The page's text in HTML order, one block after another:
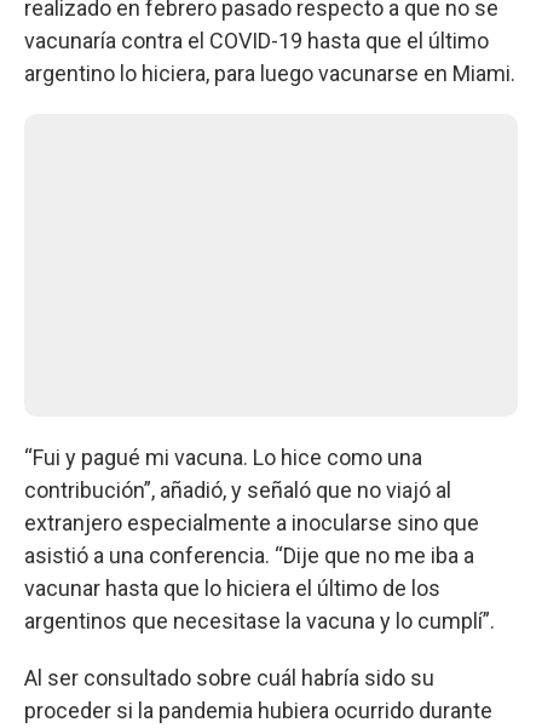
realizado en febrero pasado respecto a que no se
vacunaría contra el COVID-19 hasta que el último
argentino lo hiciera, para luego vacunarse en Miami.
“Fui y pagué mi vacuna. Lo hice como una
contribución”, añadió, y señaló que no viajó al
extranjero especialmente a inocularse sino que
asistió a una conferencia. “Dije que no me iba a
vacunar hasta que lo hiciera el último de los
argentinos que necesitase la vacuna y lo cumplí”.
Al ser consultado sobre cuál habría sido su
proceder si la pandemia hubiera ocurrido durante